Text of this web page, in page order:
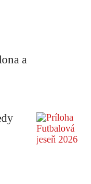
a